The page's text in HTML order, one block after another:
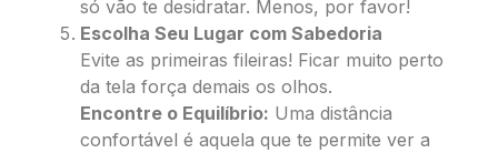
só vão te desidratar. Menos, por favor!
Escolha Seu Lugar com Sabedoria
Evite as primeiras fileiras! Ficar muito perto
da tela força demais os olhos.
Encontre o Equilíbrio: Uma distância
confortável é aquela que te permite ver a